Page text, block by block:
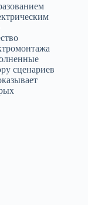
сценариев